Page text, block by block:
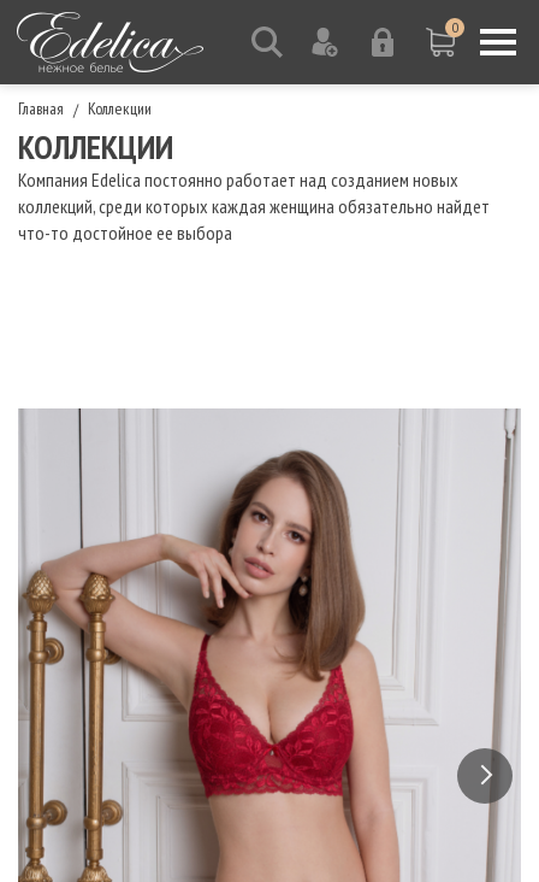
0
Главная / Коллекции
КОЛЛЕКЦИИ
Компания Edelica постоянно работает над созданием новых
коллекций, среди которых каждая женщина обязательно найдет
что-то достойное ее выбора